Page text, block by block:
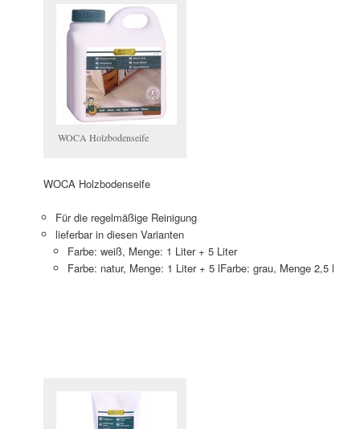
WOCA Holzbodenseife
WOCA Holzbodenseife
Für die regelmäßige Reinigung
lieferbar in diesen Varianten
Farbe: weiß, Menge: 1 Liter + 5 Liter
Farbe: natur, Menge: 1 Liter + 5 lFarbe: grau, Menge 2,5 l